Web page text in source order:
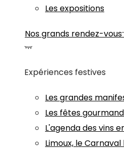
Les expositions
Nos grands rendez-vous
Expériences festives
Les grandes
Les fêtes
L'agenda des vins
Limoux, le